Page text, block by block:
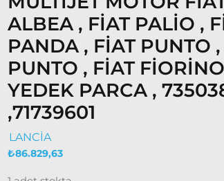
ALBEA , FİAT PALİO ,
PANDA , FİAT PUNTO
PUNTO , FİAT
YEDEK PARCA ,
,71739601
LANCİA
₺86.829,63